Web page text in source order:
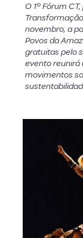
O 1º Fórum
novembro, a
Povos da
gratuitas pelo
evento reunirá
movimentos